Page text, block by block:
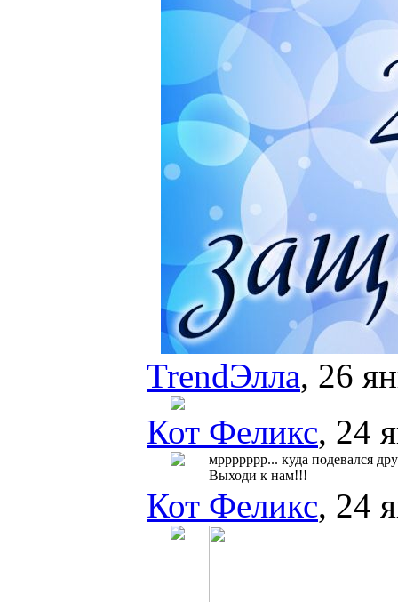
TrendЭлла, 26
Кот Феликс, 24
мррррррр... куда подевался
Выходи к нам!!!
Кот Феликс, 24